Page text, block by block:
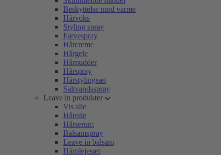
Beskyttelse mod varme
Hårvoks
Styling spray
Farvespray
Hårcreme
Hårgele
Hårpudder
Hårspray
Hårstylingsæt
Saltvandsspray
Leave in produkter
Vis alle
Hårolie
Hårserum
Balsamspray
Leave in balsam
Hårplejesæt